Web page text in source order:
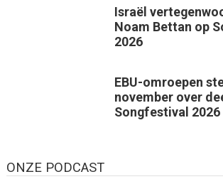
Israël
Noam Bettan op
2026
EBU-omroepen
november over
Songfestival 2026
ONZE PODCAST